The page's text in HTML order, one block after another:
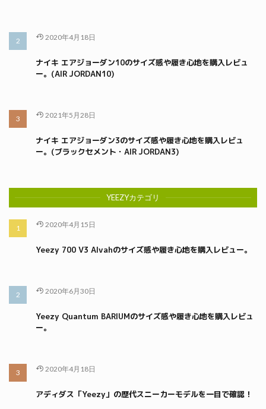
2020年4月18日
ナイキ エアジョーダン10のサイズ感や履き心地を購入レビュ
ー。(AIR JORDAN10)
2021年5月28日
ナイキ エアジョーダン3のサイズ感や履き心地を購入レビュ
ー。(ブラックセメント・AIR JORDAN3)
YEEZYカテゴリ
2020年4月15日
Yeezy 700 V3 Alvahのサイズ感や履き心地を購入レビュー。
2020年6月30日
Yeezy Quantum BARIUMのサイズ感や履き心地を購入レビュ
ー。
2020年4月18日
アディダス「Yeezy」の歴代スニーカーモデルを一目で確認！